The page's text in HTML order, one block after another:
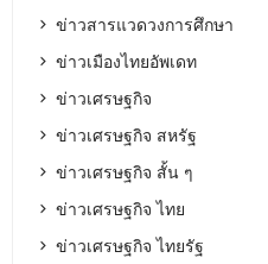
ข่าวสารแวดวงการศึกษา
ข่าวเมืองไทยอัพเดท
ข่าวเศรษฐกิจ
ข่าวเศรษฐกิจ สหรัฐ
ข่าวเศรษฐกิจ สั้น ๆ
ข่าวเศรษฐกิจ ไทย
ข่าวเศรษฐกิจ ไทยรัฐ